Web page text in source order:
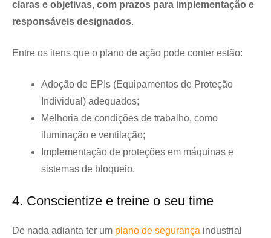
claras e objetivas, com prazos para implementação e
responsáveis designados.
Entre os itens que o plano de ação pode conter estão:
Adoção de EPIs (Equipamentos de Proteção
Individual) adequados;
Melhoria de condições de trabalho, como
iluminação e ventilação;
Implementação de proteções em máquinas e
sistemas de bloqueio.
4. Conscientize e treine o seu time
De nada adianta ter um plano de segurança industrial